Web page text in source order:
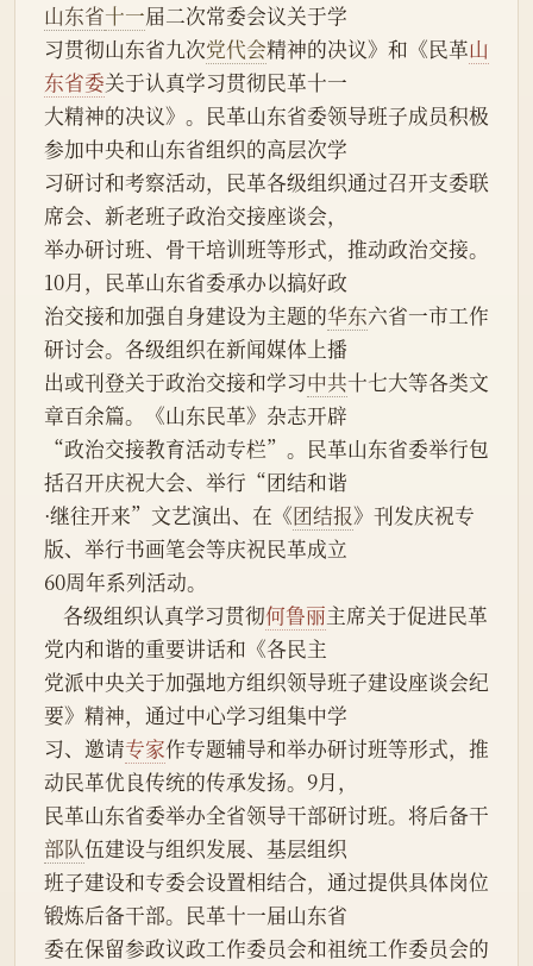
山东省十一届二次常委会议关于学
习贯彻山东省九次党代会精神的决议》和《民革山
东省委关于认真学习贯彻民革十一
大精神的决议》。民革山东省委领导班子成员积极
参加中央和山东省组织的高层次学
习研讨和考察活动，民革各级组织通过召开支委联
席会、新老班子政治交接座谈会，
举办研讨班、骨干培训班等形式，推动政治交接。
10月，民革山东省委承办以搞好政
治交接和加强自身建设为主题的华东六省一市工作
研讨会。各级组织在新闻媒体上播
出或刊登关于政治交接和学习中共十七大等各类文
章百余篇。《山东民革》杂志开辟
“政治交接教育活动专栏”。民革山东省委举行包
括召开庆祝大会、举行“团结和谐
·继往开来”文艺演出、在《团结报》刊发庆祝专
版、举行书画笔会等庆祝民革成立
60周年系列活动。
    各级组织认真学习贯彻
何鲁丽主席关于促进民革
党内和谐的重要讲话和《各民主
党派中央关于加强地方组织领导班子建设座谈会纪
要》精神，通过中心学习组集中学
习、邀请专家作专题辅导和举办研讨班等形式，推
动民革优良传统的传承发扬。9月，
民革山东省委举办全省领导干部研讨班。将后备干
部队伍建设与组织发展、基层组织
班子建设和专委会设置相结合，通过提供具体岗位
锻炼后备干部。民革十一届山东省
委在保留参政议政工作委员会和祖统工作委员会的